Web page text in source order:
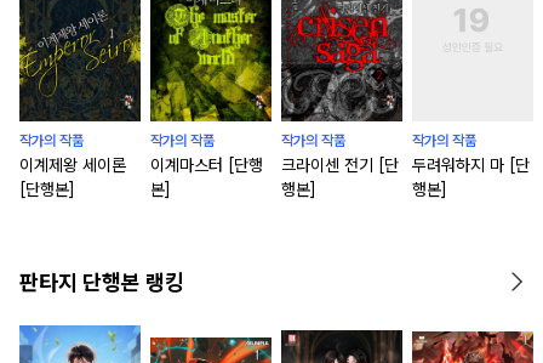
작가의 작품
이계제왕 세이론
[단행본]
작가의 작품
이계마스터 [단행
본]
작가의 작품
크라이센 전기 [단
행본]
작가의 작품
두려워하지 마 [단
행본]
판타지 단행본 랭킹